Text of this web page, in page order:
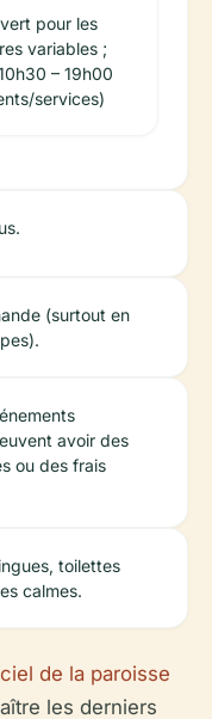
pour les
variables ;
– 19h00
services)
(surtout en
avoir des
ou des frais
toilettes
calmes.
de la paroisse
les derniers